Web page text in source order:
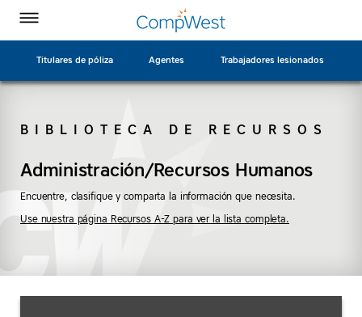
inicio
contenido
Alternar
menú
BUSCAR
Titulares de póliza Agentes Trabajadores lesionados
BIBLIOTECA DE RECURSOS
Administración/Recursos Humanos
Encuentre, clasifique y comparta la información que necesita.
Use nuestra página Recursos A-Z para ver la lista completa.
CompWest
CompWest
CompWest
CompWest